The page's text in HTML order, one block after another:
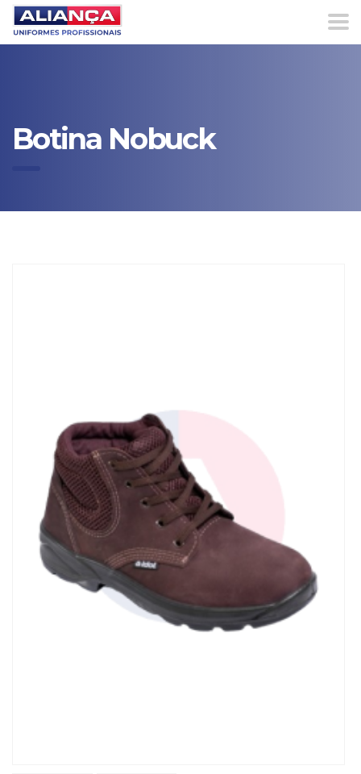
Botina Nobuck